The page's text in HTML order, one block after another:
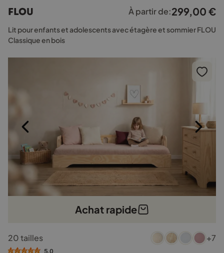
variations.
Les
options
peuvent
être
produit
FLOU À partir de:299,00 €
Lit pour enfants et adolescents avec étagère et sommier FLOU
Classique en bois
Achat rapide
produit
a
20 tailles +7
5.0